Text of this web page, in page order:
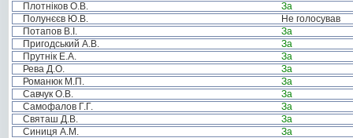
Плотніков О.В.
За
Полунєєв Ю.В.
Не голосував
Потапов В.І.
За
Пригодський А.В.
За
Прутнік Е.А.
За
Рева Д.О.
За
Романюк М.П.
За
Савчук О.В.
За
Самофалов Г.Г.
За
Святаш Д.В.
За
Синиця А.М.
За